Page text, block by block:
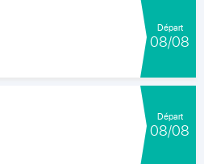
Départ
08/08
Départ
08/08